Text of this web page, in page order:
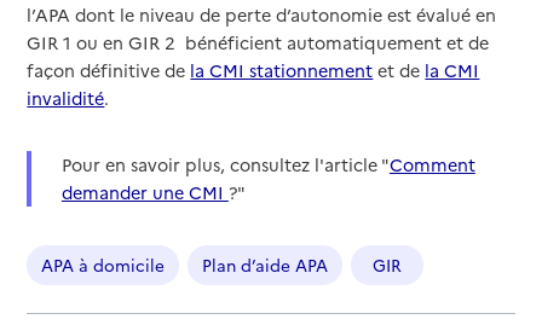
l’APA dont le niveau de perte d’autonomie est évalué en
GIR 1 ou en GIR 2 bénéficient automatiquement et de
façon définitive de la CMI stationnement et de la CMI
invalidité.
Pour en savoir plus, consultez l'article "Comment
demander une CMI ?"
APA à domicile Plan d’aide APA GIR